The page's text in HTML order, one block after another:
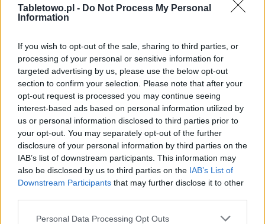
Tabletowo.pl - Do Not Process My Personal
Information
If you wish to opt-out of the sale, sharing to third parties, or
processing of your personal or sensitive information for
targeted advertising by us, please use the below opt-out
section to confirm your selection. Please note that after your
opt-out request is processed you may continue seeing
interest-based ads based on personal information utilized by
us or personal information disclosed to third parties prior to
your opt-out. You may separately opt-out of the further
disclosure of your personal information by third parties on the
IAB’s list of downstream participants. This information may
also be disclosed by us to third parties on the IAB’s List of
Downstream Participants that may further disclose it to other
Please note that this website/app uses one or more Google
Personal Data Processing Opt Outs